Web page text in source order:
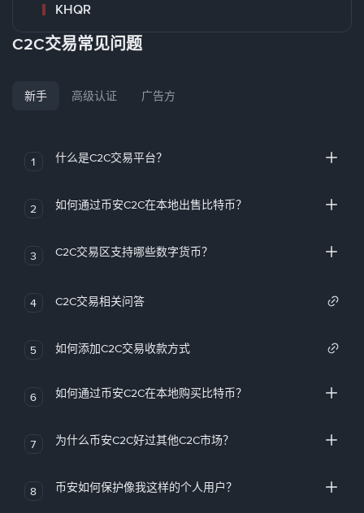
KHQR
C2C交易常见问题
新手 高级认证 广告方
1 什么是C2C交易平台？
2 如何通过币安C2C在本地出售比特币？
3 C2C交易区支持哪些数字货币？
4 C2C交易相关问答
5 如何添加C2C交易收款方式
6 如何通过币安C2C在本地购买比特币？
7 为什么币安C2C好过其他C2C市场？
8 币安如何保护像我这样的个人用户？